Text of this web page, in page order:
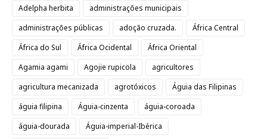
Adelpha herbita
administrações municipais
administrações públicas
adoção cruzada.
África Central
África do Sul
África Ocidental
África Oriental
Agamia agami
Agojie rupicola
agricultores
agricultura mecanizada
agrotóxicos
Águia das Filipinas
águia filipina
Águia-cinzenta
águia-coroada
águia-dourada
Águia-imperial-Ibérica